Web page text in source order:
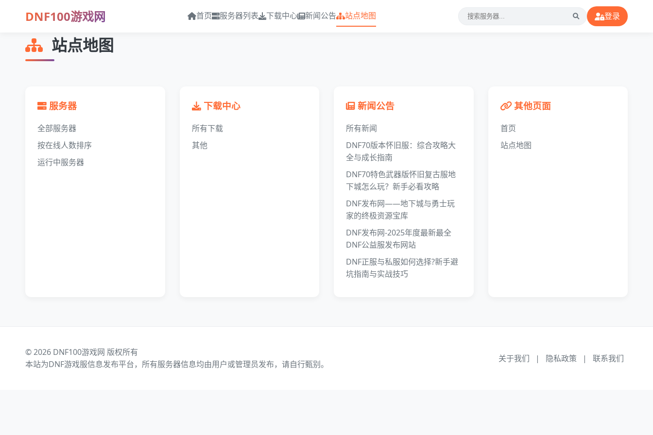
DNF100游戏网 首页 服务器列表 下载中心 新闻公告 站点地图 登录
站点地图
服务器
全部服务器
按在线人数排序
运行中服务器
下载中心
所有下载
其他
新闻公告
所有新闻
DNF70版本怀旧服：综合攻略大
全与成长指南
DNF70特色武器版怀旧复古服地
下城怎么玩？新手必看攻略
DNF发布网——地下城与勇士玩
家的终极资源宝库
DNF发布网-2025年度最新最全
DNF公益服发布网站
DNF正服与私服如何选择?新手避
坑指南与实战技巧
其他页面
首页
站点地图
© 2026 DNF100游戏网 版权所有
本站为DNF游戏服信息发布平台，所有服务器信息均由用户或管理员发布，请自行甄别。
关于我们 | 隐私政策 | 联系我们